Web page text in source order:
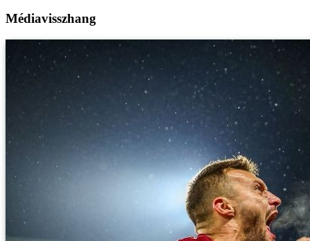
Médiavisszhang